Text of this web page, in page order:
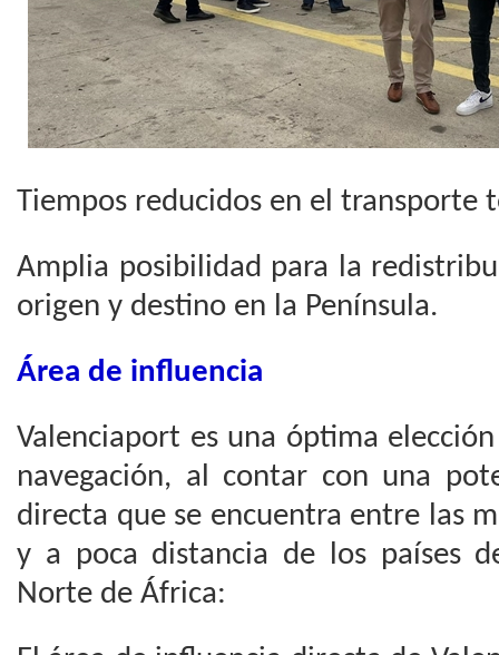
Tiempos reducidos en el transporte
Amplia posibilidad para la
origen y destino en la Península.
Área de influencia
Valenciaport es una óptima
navegación, al contar con una
directa que se encuentra entre las
y a poca distancia de los países
Norte de África: